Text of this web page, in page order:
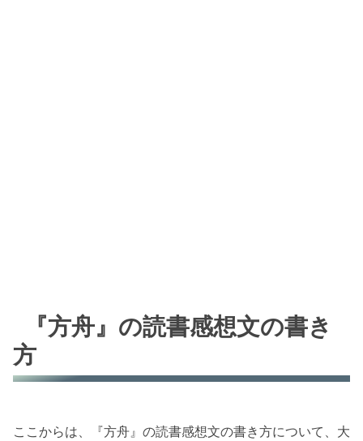
『方舟』の読書感想文の書き
方
ここからは、『方舟』の読書感想文の書き方について、大